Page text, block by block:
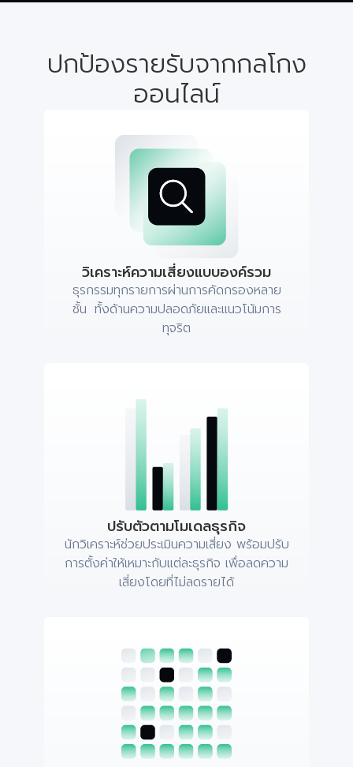
ปกป้องรายรับจากกลโกง
ออนไลน์
วิเคราะห์ความเสี่ยงแบบองค์รวม
ธุรกรรมทุกรายการผ่านการคัดกรองหลาย
ชั้น ทั้งด้านความปลอดภัยและแนวโน้มการ
ทุจริต
ปรับตัวตามโมเดลธุรกิจ
นักวิเคราะห์ช่วยประเมินความเสี่ยง พร้อมปรับ
การตั้งค่าให้เหมาะกับแต่ละธุรกิจ เพื่อลดความ
เสี่ยงโดยที่ไม่ลดรายได้